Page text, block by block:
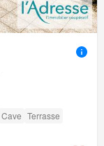
Cave Terrasse